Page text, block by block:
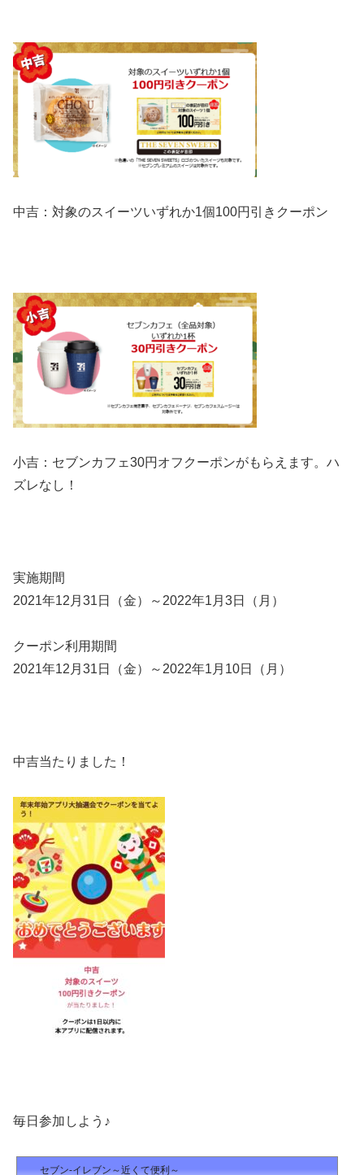
中吉： 対象のスイーツいずれか1個100円引きクーポン
小吉：セブンカフェ30円オフクーポンがもらえます。ハ
ズレなし！
実施期間
2021年12月31日（金）～2022年1月3日（月）
クーポン利用期間
2021年12月31日（金）～2022年1月10日（月）
中吉当たりました！
毎日参加しよう♪
セブン‐イレブン～近くて便利～